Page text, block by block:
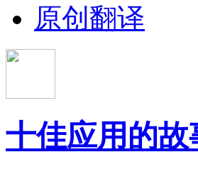
原创翻译
十佳应用的